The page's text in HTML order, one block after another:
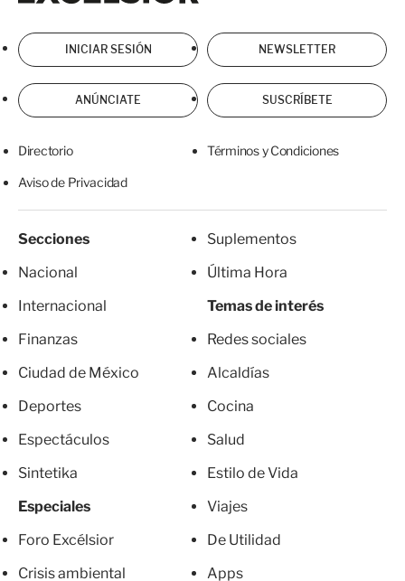
INICIAR SESIÓN NEWSLETTER
ANÚNCIATE SUSCRÍBETE
Directorio Términos y Condiciones
Aviso de Privacidad
Secciones
Nacional
Internacional
Finanzas
Ciudad de México
Deportes
Espectáculos
Sintetika
Especiales
Foro Excélsior
Crisis ambiental
Suplementos
Última Hora
Temas de interés
Redes sociales
Alcaldías
Cocina
Salud
Estilo de Vida
Viajes
De Utilidad
Apps